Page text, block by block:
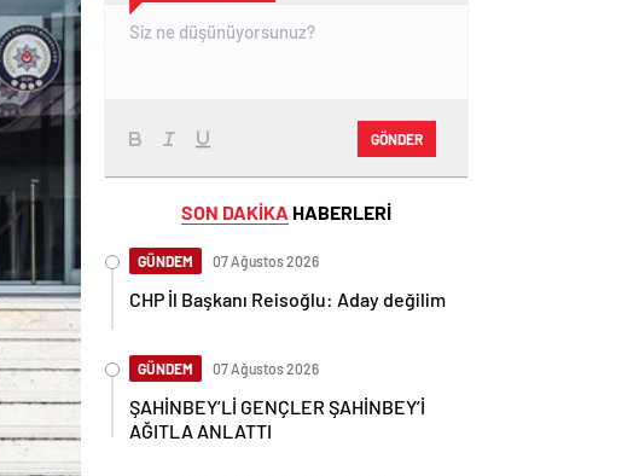
GÖNDER
SON DAKİKA HABERLERİ
GÜNDEM 07 Ağustos 2026
CHP İl Başkanı Reisoğlu: Aday değilim
GÜNDEM 07 Ağustos 2026
ŞAHİNBEY’Lİ GENÇLER ŞAHİNBEY’İ
AĞITLA ANLATTI